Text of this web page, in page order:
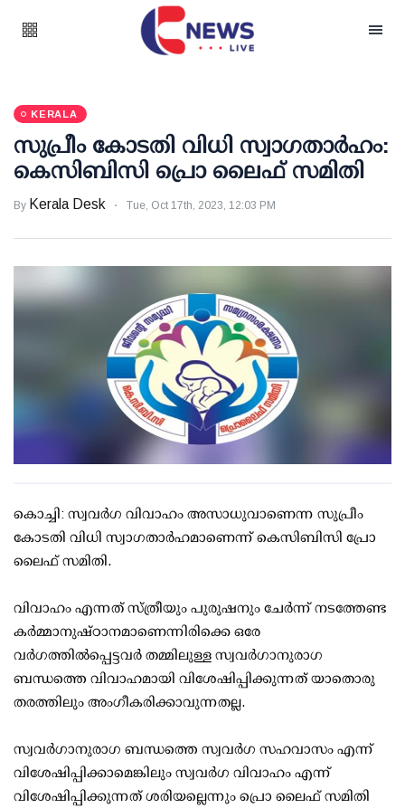
KERALA
സുപ്രീം കോടതി വിധി സ്വാഗതാര്‍ഹം:
കെസിബിസി പ്രൊ ലൈഫ് സമിതി
By Kerala Desk Tue, Oct 17th, 2023, 12:03 PM
കൊച്ചി: സ്വവര്‍ഗ വിവാഹം അസാധുവാണെന്ന സുപ്രീം
കോടതി വിധി സ്വാഗതാര്‍ഹമാണെന്ന് കെസിബിസി പ്രോ
ലൈഫ് സമിതി.
വിവാഹം എന്നത് സ്ത്രീയും പുരുഷനും ചേര്‍ന്ന് നടത്തേണ്ട
കര്‍മ്മാനുഷ്ഠാനമാണെന്നിരിക്കെ ഒരേ
വര്‍ഗത്തില്‍പ്പെട്ടവര്‍ തമ്മിലുള്ള സ്വവര്‍ഗാനുരാഗ
ബന്ധത്തെ വിവാഹമായി വിശേഷിപ്പിക്കുന്നത് യാതൊരു
തരത്തിലും അംഗീകരിക്കാവുന്നതല്ല.
സ്വവര്‍ഗാനുരാഗ ബന്ധത്തെ സ്വവര്‍ഗ സഹവാസം എന്ന്
വിശേഷിപ്പിക്കാമെങ്കിലും സ്വവര്‍ഗ വിവാഹം എന്ന്
വിശേഷിപ്പിക്കുന്നത് ശരിയല്ലെന്നും പ്രൊ ലൈഫ് സമിതി